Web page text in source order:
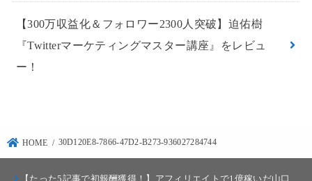
【300万収益化＆フォロワー2300人突破】迫佑樹
『Twitterマーケティングマスター講座』をレビュ
ー！
HOME 30D120E8-7866-47D2-B273-936027284744
【たった5記事で初報酬獲得！】アフィリエイトで1億稼いだ山口